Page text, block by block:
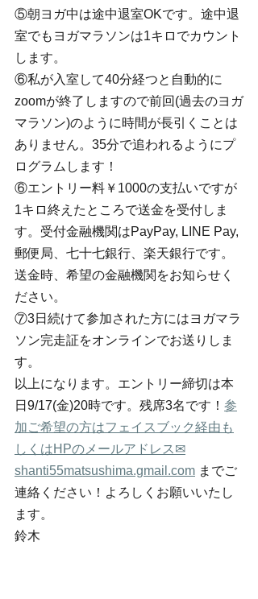
⑤朝ヨガ中は途中退室OKです。途中退
室でもヨガマラソンは1キロでカウント
します。
⑥私が入室して40分経つと自動的に
zoomが終了しますので前回(過去のヨガ
マラソン)のように時間が長引くことは
ありません。35分で追われるようにプ
ログラムします！
⑥エントリー料￥1000の支払いですが
1キロ終えたところで送金を受付しま
す。受付金融機関はPayPay, LINE Pay,
郵便局、七十七銀行、楽天銀行です。
送金時、希望の金融機関をお知らせく
ださい。
⑦3日続けて参加された方にはヨガマラ
ソン完走証をオンラインでお送りしま
す。
以上になります。エントリー締切は本
日9/17(金)20時です。残席3名です！ 参
加ご希望の方はフェイスブック経由も
しくはHPのメールアドレス✉
shanti55matsushima.gmail.com までご
連絡ください！よろしくお願いいたし
ます。
鈴木